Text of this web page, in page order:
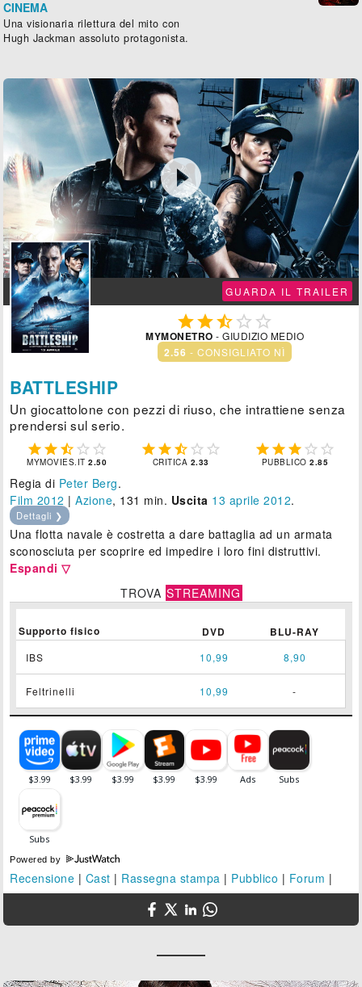
CINEMA
Una visionaria rilettura del mito con
Hugh Jackman assoluto protagonista.

GUARDA IL TRAILER
  
MYMONETRO - GIUDIZIO MEDIO
2.56 - CONSIGLIATO NÌ
BATTLESHIP
Un giocattolone con pezzi di riuso, che intrattiene senza
prendersi sul serio.
    
MYMOVIES.IT2.50
    
CRITICA 2.33
    
PUBBLICO2.85
Regia di Peter Berg.
Film 2012 |Azione, 131 min. Uscita 13 aprile 2012.
Dettagli ❯
Una flotta navale è costretta a dare battaglia ad un armata
sconosciuta per scoprire ed impedire i loro fini distruttivi.
Espandi ▽
TROVA STREAMING
Supporto fisico DVD BLU-RAY
IBS 10,99 8,90
Feltrinelli 10,99 -
Powered by
Recensione | Cast | Rassegna stampa | Pubblico | Forum |